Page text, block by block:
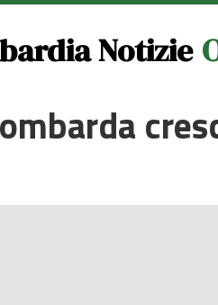
Notizie